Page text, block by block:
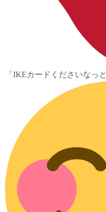
「IKEカードくださいなっと